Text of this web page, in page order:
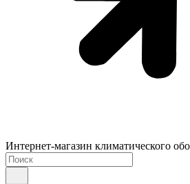
Интернет-магазин климатического